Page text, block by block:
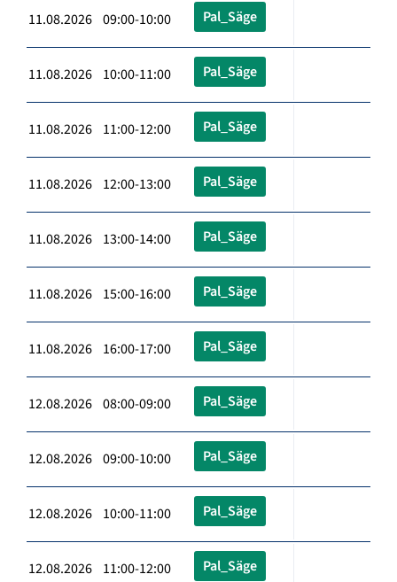
11.08.2026 09:00-10:00 Pal_Säge
11.08.2026 10:00-11:00 Pal_Säge
11.08.2026 11:00-12:00 Pal_Säge
11.08.2026 12:00-13:00 Pal_Säge
11.08.2026 13:00-14:00 Pal_Säge
11.08.2026 15:00-16:00 Pal_Säge
11.08.2026 16:00-17:00 Pal_Säge
12.08.2026 08:00-09:00 Pal_Säge
12.08.2026 09:00-10:00 Pal_Säge
12.08.2026 10:00-11:00 Pal_Säge
12.08.2026 11:00-12:00 Pal_Säge